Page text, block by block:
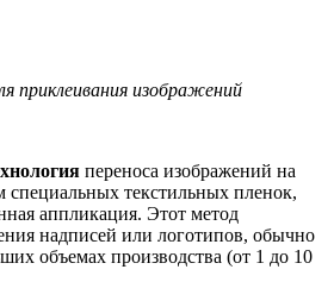
приклеивания изображений
переноса изображений на
специальных текстильных пленок,
аппликация. Этот метод
надписей или логотипов, обычно
объемах производства (от 1 до 10